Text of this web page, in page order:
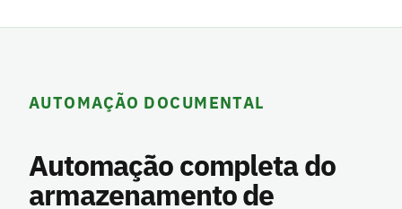
AUTOMAÇÃO DOCUMENTAL
Automação completa do
armazenamento de